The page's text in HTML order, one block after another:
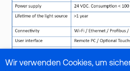
Wir verwenden Cookies, um